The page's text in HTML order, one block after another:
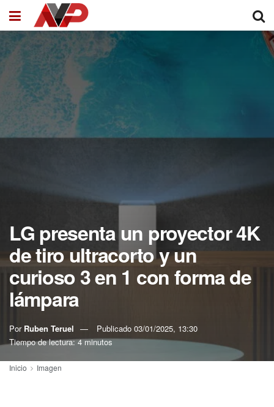
LG presenta un proyector 4K
de tiro ultracorto y un
curioso 3 en 1 con forma de
lámpara
Por Ruben Teruel Publicado 03/01/2025, 13:30
Tiempo de lectura: 4 minutos
Inicio Imagen